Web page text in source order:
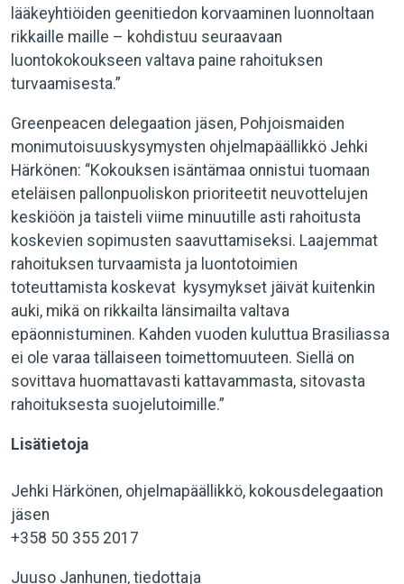
lääkeyhtiöiden geenitiedon korvaaminen luonnoltaan
rikkaille maille – kohdistuu seuraavaan
luontokokoukseen valtava paine rahoituksen
turvaamisesta.”
Greenpeacen delegaation jäsen, Pohjoismaiden
monimutoisuuskysymysten ohjelmapäällikkö Jehki
Härkönen: “Kokouksen isäntämaa onnistui tuomaan
eteläisen pallonpuoliskon prioriteetit neuvottelujen
keskiöön ja taisteli viime minuutille asti rahoitusta
koskevien sopimusten saavuttamiseksi. Laajemmat
rahoituksen turvaamista ja luontotoimien
toteuttamista koskevat kysymykset jäivät kuitenkin
auki, mikä on rikkailta länsimailta valtava
epäonnistuminen. Kahden vuoden kuluttua Brasiliassa
ei ole varaa tällaiseen toimettomuuteen. Siellä on
sovittava huomattavasti kattavammasta, sitovasta
rahoituksesta suojelutoimille.”
Lisätietoja
Jehki Härkönen, ohjelmapäällikkö, kokousdelegaation
jäsen
+358 50 355 2017
Juuso Janhunen, tiedottaja